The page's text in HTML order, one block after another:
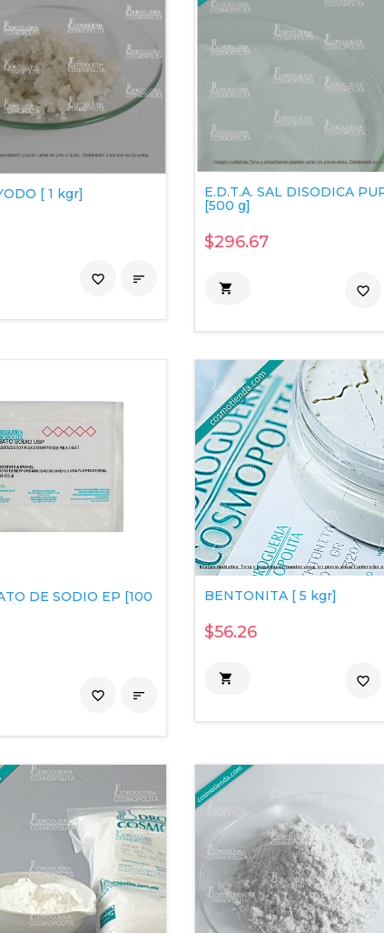
[ 1 kgr]

favorite_border
E.D.T.A. SAL DISODICA
[500 g]
$296.67
 favorite_border
DE SODIO EP [100

favorite_border
BENTONITA [ 5 kgr]
$56.26
 favorite_border